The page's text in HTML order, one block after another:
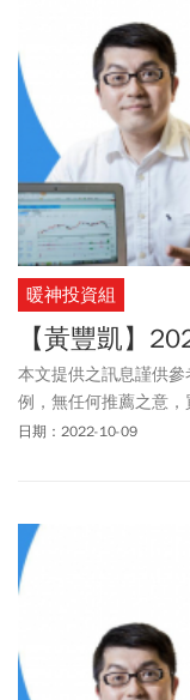
暖神投資組
【黃豐凱】
本文提供之訊息謹供
例，無任何推薦之意
供訂閱戶本人使用，
日期：2022-10-09